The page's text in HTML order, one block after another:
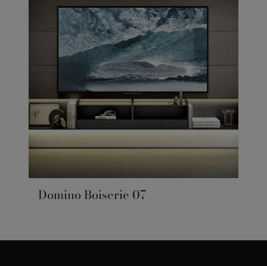
Domino Boiserie 07